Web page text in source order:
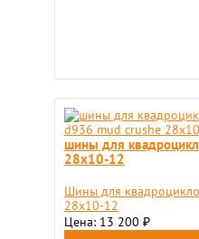
шины для
28x10-12
Шины для
28x10-12
Цена: 13 200 ₽